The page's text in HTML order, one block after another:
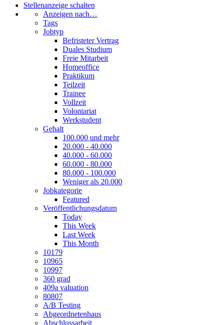
Stellenanzeige schalten
Anzeigen nach…
Tags
Jobtyp
Befristeter Vertrag
Duales Studium
Freie Mitarbeit
Homeoffice
Praktikum
Teilzeit
Trainee
Vollzeit
Volontariat
Werkstudent
Gehalt
100.000 und mehr
20.000 - 40.000
40.000 - 60.000
60.000 - 80.000
80.000 - 100.000
Weniger als 20.000
Jobkategorie
Featured
Veröffentlichungsdatum
Today
This Week
Last Week
This Month
10179
10965
10997
360 grad
409a valuation
80807
A/B Testing
Abgeordnetenhaus
Abschlussarbeit